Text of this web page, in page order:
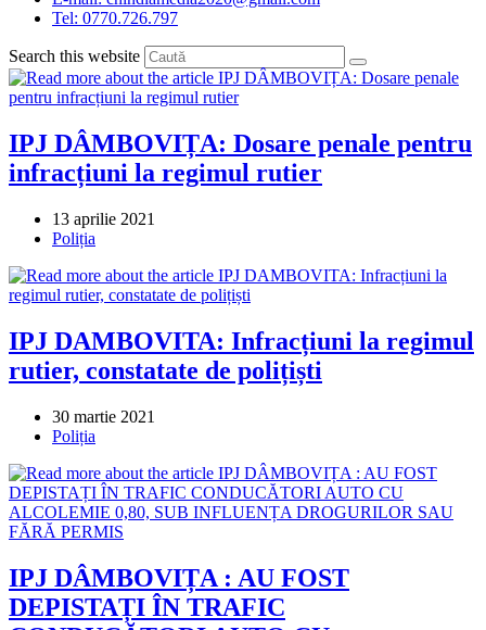
Tel: 0770.726.797
Search this website
IPJ DÂMBOVIȚA: Dosare penale pentru
infracțiuni la regimul rutier
Post
published:
13 aprilie 2021
Post
Poliția
IPJ DAMBOVITA: Infracțiuni la regimul
rutier, constatate de polițiști
Post
published:
30 martie 2021
Post
Poliția
IPJ DÂMBOVIȚA : AU FOST
DEPISTAȚI ÎN TRAFIC